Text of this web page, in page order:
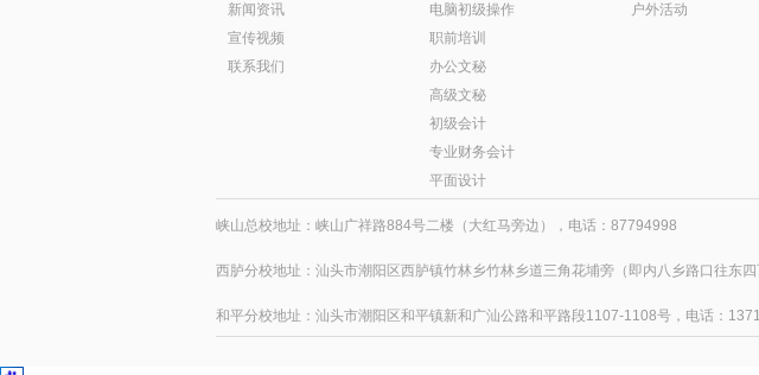
新闻资讯
宣传视频
联系我们
电脑初级操作
职前培训
办公文秘
高级文秘
初级会计
专业财务会计
平面设计
户外活动
峡山总校地址：峡山广祥路884号二楼（大红马旁边），电话：87794998
西胪分校地址：汕头市潮阳区西胪镇竹林乡竹林乡道三角花埔旁（即内八乡路口往东
和平分校地址：汕头市潮阳区和平镇新和广汕公路和平路段1107-1108号，电话：